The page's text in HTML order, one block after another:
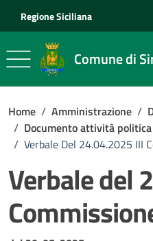
Regione Siciliana
Comune di
Home / Amministrazione /
/ Documento attività politica
/ Verbale Del 24.04.2025 III
Verbale del